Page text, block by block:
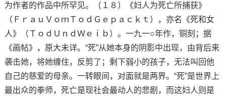
为作者的作品中所罕见。（１８）《妇人为死亡所捕获》
（ＦｒａｕＶｏｍＴｏｄＧｅｐａｃｋｔ），亦名《死和女
人》（ＴｏｄＵｎｄＷｅｉｂ）。一九一○年作，铜刻；据
《画帖》，原大未详。“死”从她本身的阴影中出现，由背后来
袭击她，将她缠住，反剪了；剩下弱小的孩子，无法叫回他
自己的慈爱的母亲。一转眼间，对面就是两界。“死”是世界上
最出众的拳师，死亡是现社会最动人的悲剧，而这妇人则是